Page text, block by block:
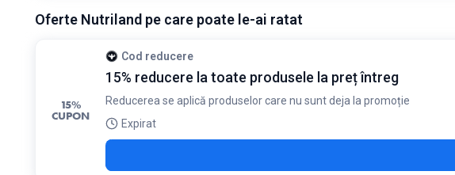
Condiții:
Oferte Nutriland pe care poate le-ai ratat
15%
CUPON
Cod reducere
15% reducere la toate produsele la preț întreg
Reducerea se aplică produselor care nu sunt deja la promoție
Expirat